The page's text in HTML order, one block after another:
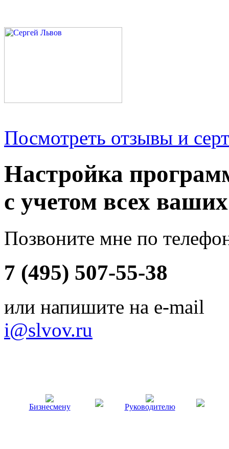
Посмотреть отзывы и
Настройка
с учетом всех
Позвоните мне по
7 (495) 507-55-38
или напишите на e-mail
i@slvov.ru
Бизнесмену Руководителю